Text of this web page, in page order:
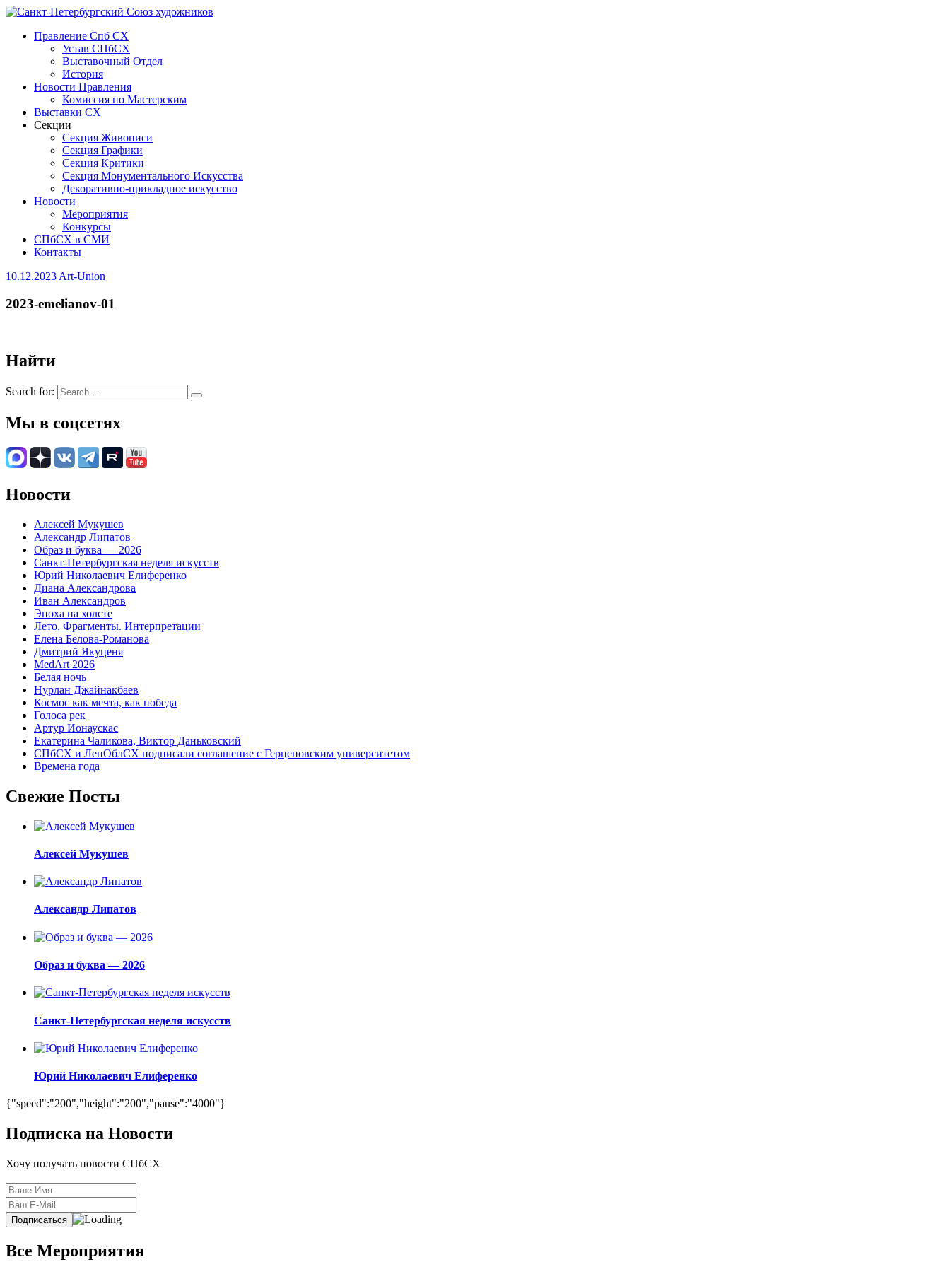
Правление Спб СХ
Устав СПбСХ
Выставочный Отдел
История
Новости Правления
Комиссия по Мастерским
Выставки СХ
Секции
Секция Живописи
Секция Графики
Секция Критики
Секция Монументального Искусства
Декоративно-прикладное искусство
Новости
Мероприятия
Конкурсы
СПбСХ в СМИ
Контакты
10.12.2023 Art-Union
2023-emelianov-01
Найти
Search for:
Мы в соцсетях
Новости
Алексей Мукушев
Александр Липатов
Образ и буква — 2026
Санкт-Петербургская неделя искусств
Юрий Николаевич Елиференко
Диана Александрова
Иван Александров
Эпоха на холсте
Лето. Фрагменты. Интерпретации
Елена Белова-Романова
Дмитрий Якуценя
MedArt 2026
Белая ночь
Нурлан Джайнакбаев
Космос как мечта, как победа
Голоса рек
Артур Ионаускас
Екатерина Чаликова, Виктор Даньковский
СПбСХ и ЛенОблСХ подписали соглашение с Герценовским университетом
Времена года
Свежие Посты
Алексей Мукушев
Александр Липатов
Образ и буква — 2026
Санкт-Петербургская неделя искусств
Юрий Николаевич Елиференко
{"speed":"200","height":"200","pause":"4000"}
Подписка на Новости
Хочу получать новости СПбСХ
Все Мероприятия